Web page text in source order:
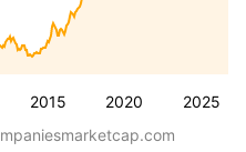
2015 2020 2025